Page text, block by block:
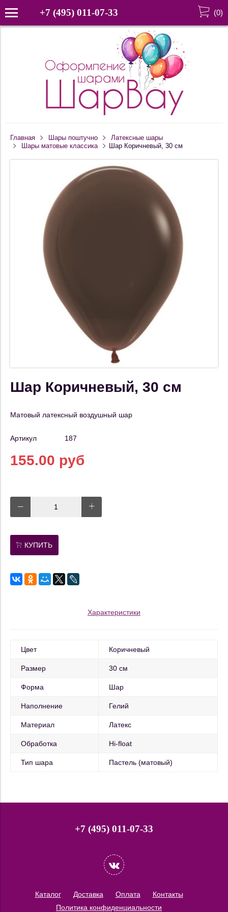
+7 (495) 011-07-33 (0)
Главная Шары поштучно
Латексные шары
Шары матовые классика
Шар Коричневый, 30 см
Шар Коричневый, 30 см
Матовый латексный воздушный шар
Артикул 187
155.00 руб
КУПИТЬ
Характеристики
Цвет Коричневый
Размер 30 см
Форма Шар
Наполнение Гелий
Материал Латекс
Обработка Hi-float
Тип шара Пастель (матовый)
+7 (495) 011-07-33
Каталог Доставка Оплата
Контакты
Политика конфиденциальности